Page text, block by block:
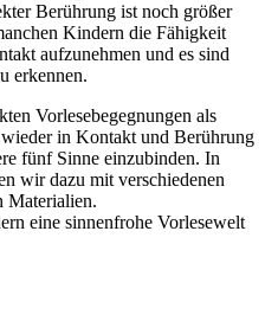
Berührung ist noch größer
Kindern die Fähigkeit
aufzunehmen und es sind
erkennen.
Vorlesebegegnungen als
in Kontakt und Berührung
fünf Sinne einzubinden. In
wir dazu mit verschiedenen
Materialien.
eine sinnenfrohe Vorlesewelt